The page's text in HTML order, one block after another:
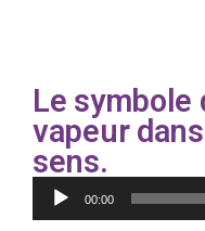
Le symbole
vapeur
sens.
Lecteur
audio00:00